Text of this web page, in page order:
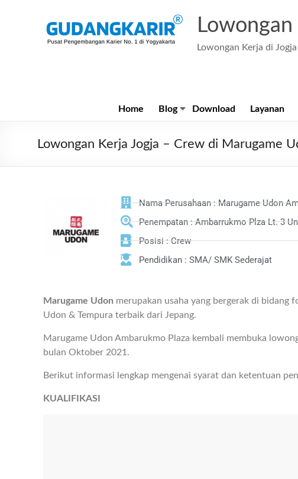
Lowongan Kerja di Jogja
Home Blog Download Layanan
Lowongan Kerja Jogja – Crew di Marugame
Nama Perusahaan : Marugame Udon
Penempatan : Ambarrukmo Plza Lt. 3
Posisi : Crew
Pendidikan : SMA/ SMK Sederajat
Marugame Udon merupakan usaha yang bergerak di bidang
Udon & Tempura terbaik dari Jepang.
Marugame Udon Ambarukmo Plaza kembali membuka
bulan Oktober 2021.
Berikut informasi lengkap mengenai syarat dan ketentuan
KUALIFIKASI